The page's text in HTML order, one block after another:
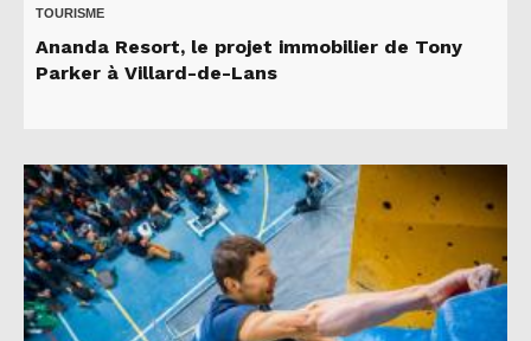
TOURISME
Ananda Resort, le projet immobilier de Tony
Parker à Villard-de-Lans